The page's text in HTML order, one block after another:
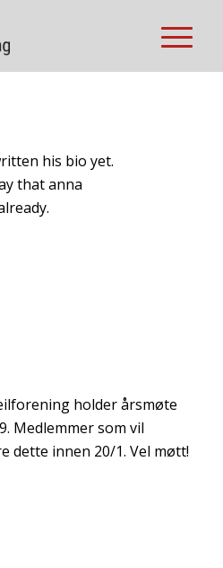
his bio yet.
thatanna
holder årsmøte
Medlemmer som vil
dette innen 20/1. Vel møtt!